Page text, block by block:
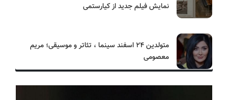
نمایش فیلم جدید از کیارستمی
متولدین ۲۴ اسفند سینما ، تئاتر و موسیقی؛ مریم
معصومی